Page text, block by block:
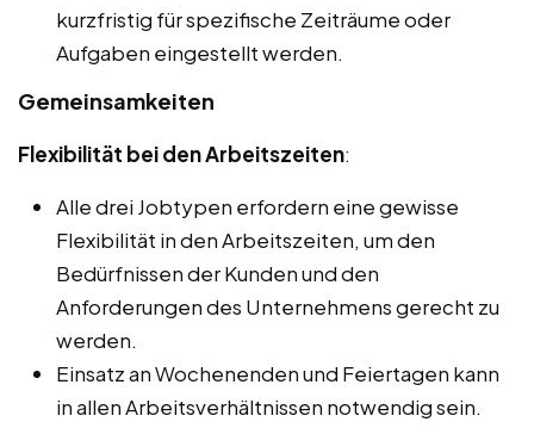
kurzfristig für spezifische Zeiträume oder
Aufgaben eingestellt werden.
Gemeinsamkeiten
Flexibilität bei den Arbeitszeiten:
Alle drei Jobtypen erfordern eine gewisse
Flexibilität in den Arbeitszeiten, um den
Bedürfnissen der Kunden und den
Anforderungen des Unternehmens gerecht zu
werden.
Einsatz an Wochenenden und Feiertagen kann
in allen Arbeitsverhältnissen notwendig sein.